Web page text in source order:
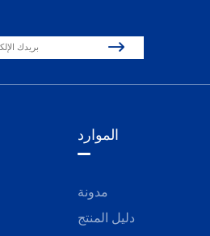

الموارد
مدونة
دليل المنتج